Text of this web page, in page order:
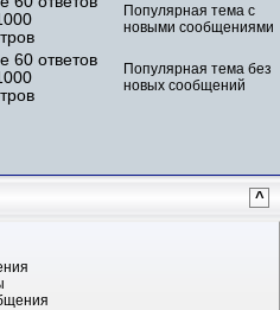
Популярная тема с
новыми сообщениями
Популярная тема без
новых сообщений
^